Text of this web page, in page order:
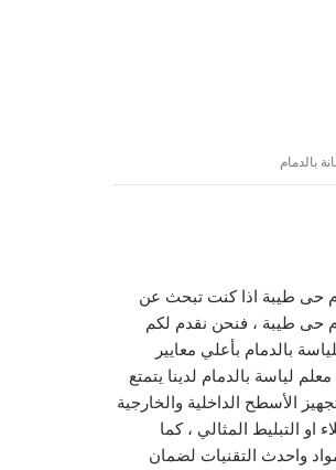
بالدمام
حى طيبة اذا كنت تبحث عن
حى طيبة ، فنحن نقدم لكم
بالدمام بأعلي معايير
لياسة بالدمام لدينا يتمتع
الأسطح الداخلية والخارجية
او التبليط المثالي ، كما
واحدث التقنيات لضمان